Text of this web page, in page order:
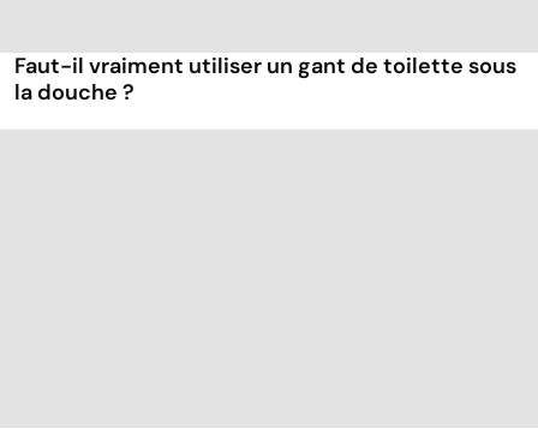
Faut-il vraiment utiliser un gant de toilette sous
la douche ?